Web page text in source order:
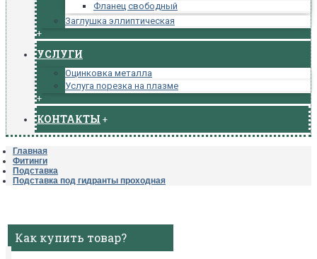
Фланец свободный
Заглушка эллиптическая
+
УСЛУГИ
Оцинковка металла
Услуга порезка на плазме
+
КОНТАКТЫ +
Главная
Фитинги
Подставка
Подставка под гидранты проходная
Как купить товар?